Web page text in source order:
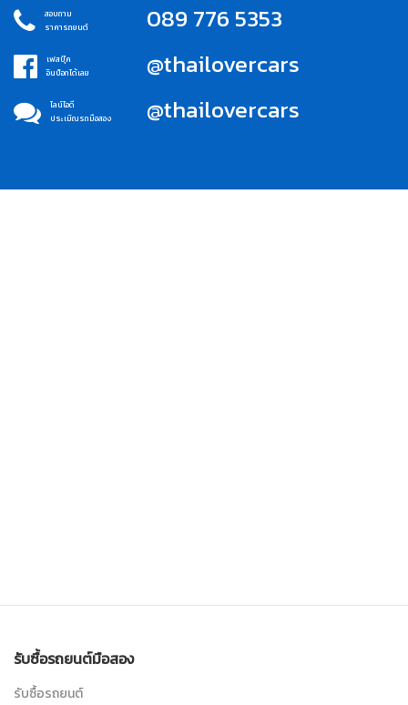
สอบถาม
ราคารถยนต์
089 776 5353
เฟสบุ๊ค
อินบ็อกได้เลย
@thailovercars
ไลน์ไอดี
ประเมิณรถมือสอง
@thailovercars
รับซื้อรถยนต์มือสอง
รับซื้อรถยนต์